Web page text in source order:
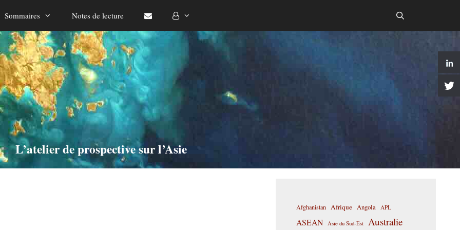
Sommaires Notes de lecture
L’atelier de prospective sur l’Asie
Afghanistan Afrique Angola APL
ASEAN Asie du Sud-Est Australie